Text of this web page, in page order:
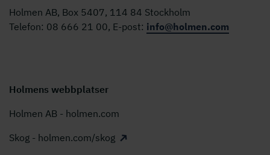
Holmen AB, Box 5407, 114 84 Stockholm
Telefon: 08 666 21 00, E-post: info@holmen.com
Holmens webbplatser
Holmen AB - holmen.com
Skog - holmen.com/skog